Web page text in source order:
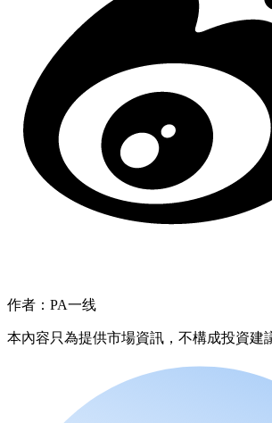
作者：PA一线
本內容只為提供市場資訊，不構成投資建